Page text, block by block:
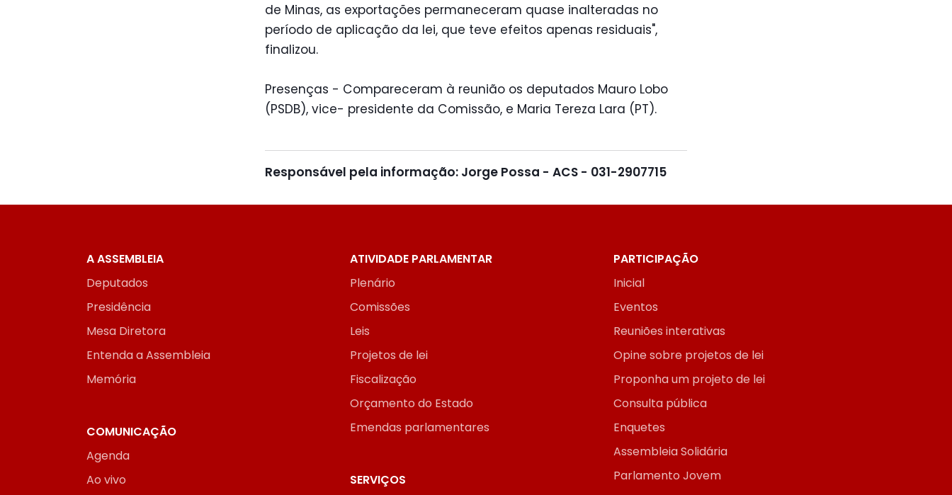
de Minas, as exportações permaneceram quase inalteradas no
período de aplicação da lei, que teve efeitos apenas residuais",
finalizou.
Presenças - Compareceram à reunião os deputados Mauro Lobo
(PSDB), vice- presidente da Comissão, e Maria Tereza Lara (PT).
Responsável pela informação: Jorge Possa - ACS - 031-2907715
A ASSEMBLEIA
Deputados
Presidência
Mesa Diretora
Entenda a Assembleia
Memória
ATIVIDADE PARLAMENTAR
Plenário
Comissões
Leis
Projetos de lei
Fiscalização
Orçamento do Estado
Emendas parlamentares
PARTICIPAÇÃO
Inicial
Eventos
Reuniões interativas
Opine sobre projetos de lei
Proponha um projeto de lei
Consulta pública
Enquetes
Assembleia Solidária
Parlamento Jovem
COMUNICAÇÃO
Agenda
Ao vivo
SERVIÇOS